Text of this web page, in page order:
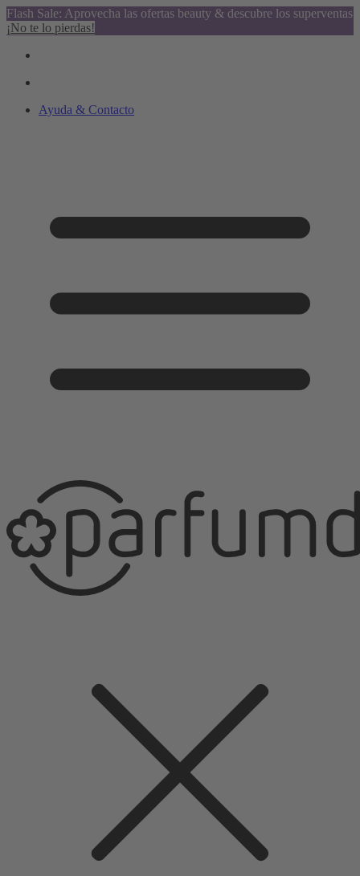
Flash Sale: Aprovecha las ofertas beauty & descubre los superventas
¡No te lo pierdas!
Ayuda & Contacto